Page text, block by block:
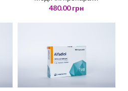
480.00грн